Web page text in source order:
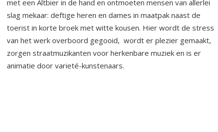
met een Altbier in de hand en ontmoeten mensen van allerlei
slag mekaar: deftige heren en dames in maatpak naast de
toerist in korte broek met witte kousen. Hier wordt de stress
van het werk overboord gegooid, wordt er plezier gemaakt,
zorgen straatmuzikanten voor herkenbare muziek en is er
animatie door varieté-kunstenaars.